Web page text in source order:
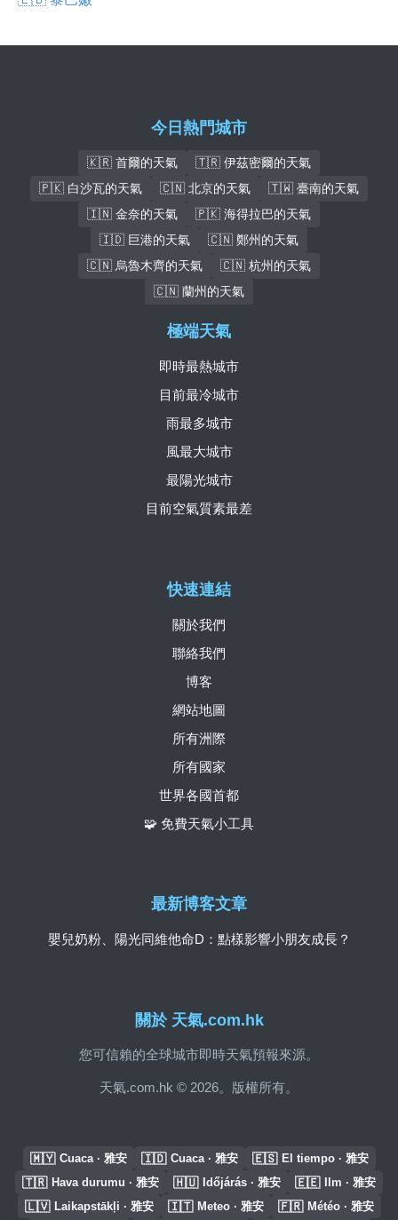
今日熱門城市
🇰🇷 首爾的天氣
🇹🇷 伊茲密爾的天氣
🇵🇰 白沙瓦的天氣
🇨🇳 北京的天氣
🇹🇼 臺南的天氣
🇮🇳 金奈的天氣
🇵🇰 海得拉巴的天氣
🇮🇩 巨港的天氣
🇨🇳 鄭州的天氣
🇨🇳 烏魯木齊的天氣
🇨🇳 杭州的天氣
🇨🇳 蘭州的天氣
關於 天氣.com.hk
您可信賴的全球城市即時天氣預報來源。
天氣.com.hk © 2026。版權所有。
快速連結
關於我們
聯絡我們
博客
網站地圖
所有洲際
所有國家
世界各國首都
🧩 免費天氣小工具
極端天氣
即時最熱城市
目前最冷城市
雨最多城市
風最大城市
最陽光城市
目前空氣質素最差
最新博客文章
嬰兒奶粉、陽光同維他命D：點樣影響小朋友成長？
🇲🇾 Cuaca · 雅安 🇮🇩 Cuaca · 雅安 🇪🇸 El tiempo · 雅安
🇹🇷 Hava durumu · 雅安 🇭🇺 Időjárás · 雅安 🇪🇪 Ilm · 雅安
🇱🇻 Laikapstākļi · 雅安 🇮🇹 Meteo · 雅安 🇫🇷 Météo · 雅安